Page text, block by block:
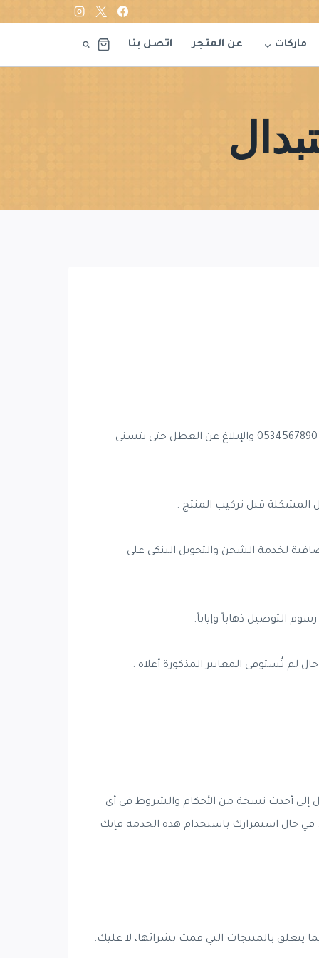
ماركات عن المتجر اتصل بنا
_ في حال وجود عيب مصنعي أو عطل فني خلال 7 أيام ، يُرجى مراسلة خدمة العملاء عن طريق الواتس اب على رقم التالي 0534567890 والإبلاغ عن العطل حتى يتسنى
المشكلة قبل تركيب المنتج .
لخدمة الشحن والتحويل البنكي على
التوصيل ذهاباً وإياباً.
لم تُستوفى المعايير المذكورة أعلاه .
إلى أحدث نسخة من الأحكام والشروط في أي
حال استمرارك باستخدام هذه الخدمة فإنك
يتعلق بالمنتجات التي قمت بشرائها، لا عليك.